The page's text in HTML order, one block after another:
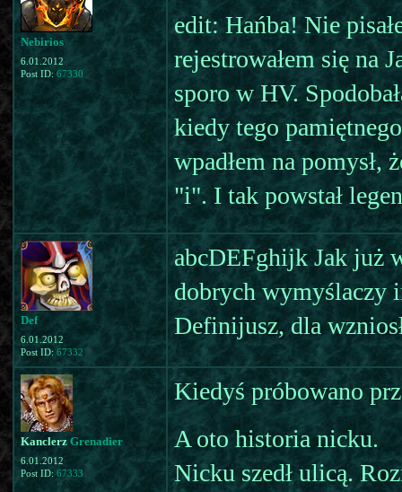
Nebirios
6.01.2012
Post ID: 67330
edit: Hańba! Nie
rejestrowałem się na
sporo w HV.
kiedy tego
wpadłem na pomysł,
"i". I tak powstał
Def
6.01.2012
Post ID: 67332
abcDEFghijk Jak już
dobrych wymyślaczy
Definijusz, dla
Kanclerz Grenadier
6.01.2012
Post ID: 67333
Kiedyś próbowano
A oto historia nicku.
Nicku szedł ulicą.